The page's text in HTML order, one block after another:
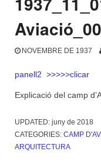
NOVEMBRE DE 1937
panell2 >>>>>clicar
Explicació del camp
UPDATED: juny de 2018
CATEGORIES: CAMP
ARQUITECTURA